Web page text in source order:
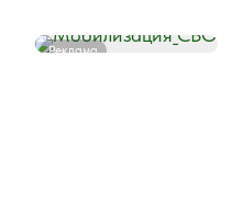
Реклама